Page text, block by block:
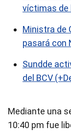
víctimas de
Ministra de
pasará con
Sundde
del BCV
Mediante una
10:40 pm fue